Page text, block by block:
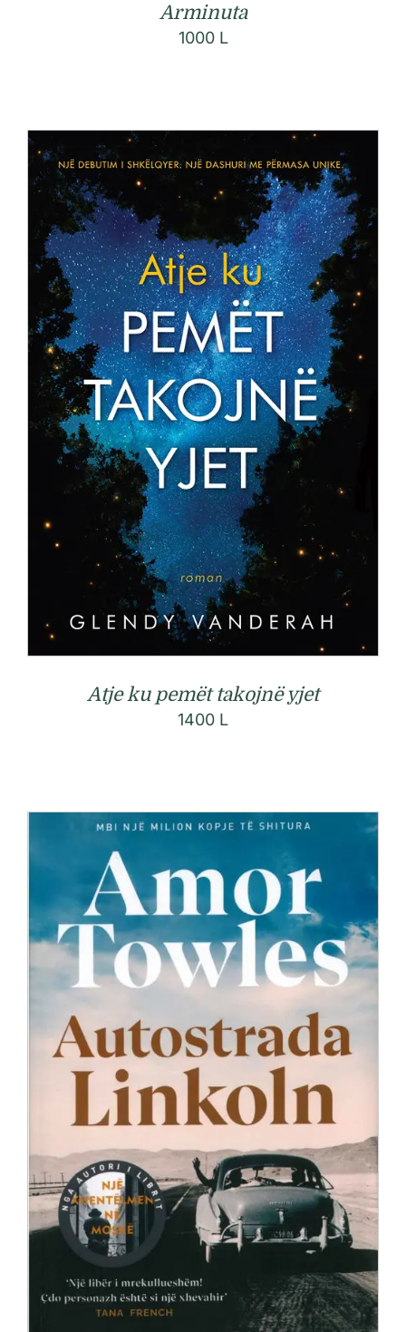
Arminuta
1000 L
Atje ku pemët takojnë yjet
1400 L